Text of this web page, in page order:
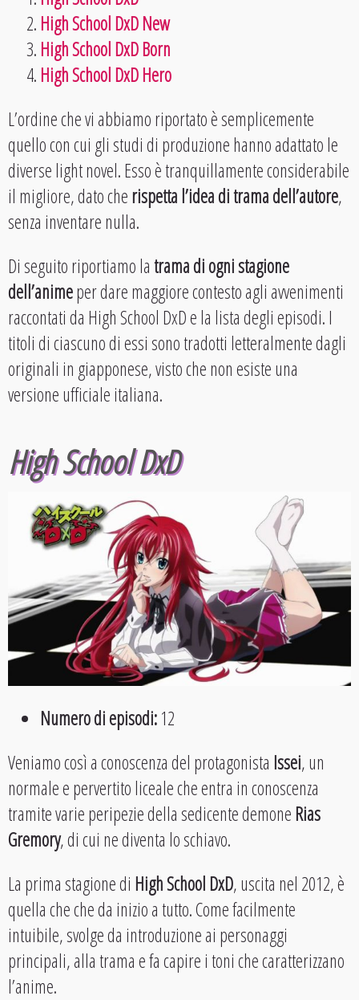
High School DxD New
High School DxD Born
High School DxD Hero
L’ordine che vi abbiamo riportato è semplicemente
quello con cui gli studi di produzione hanno adattato le
diverse light novel. Esso è tranquillamente considerabile
il migliore, dato cherispetta l’idea di trama dell’autore,
senza inventare nulla.
Di seguito riportiamo latrama di ogni stagione
dell’animeper dare maggiore contesto agli avvenimenti
raccontati da High School DxD e la lista degli episodi. I
titoli di ciascuno di essi sono tradotti letteralmente dagli
originali in giapponese, visto che non esiste una
versione ufficiale italiana.
High School DxD
Numero di episodi:12
Veniamo così a conoscenza del protagonista Issei, un
normale e pervertito liceale che entra in conoscenza
tramite varie peripezie della sedicente demoneRias
Gremory, di cui ne diventa lo schiavo.
La prima stagione di High School DxD, uscita nel 2012, è
quella che che da inizio a tutto. Come facilmente
intuibile, svolge da introduzione ai personaggi
principali, alla trama e fa capire i toni che caratterizzano
l’anime.